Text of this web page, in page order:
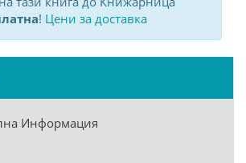
! Цени за доставка
Информация